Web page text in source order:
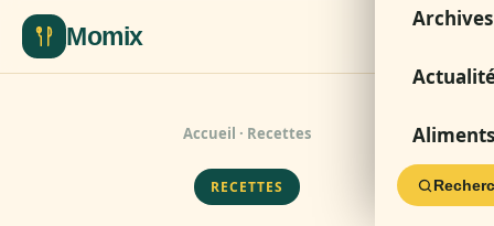
Momix
Archives
Aliments
Accueil · Recettes
RECETTES